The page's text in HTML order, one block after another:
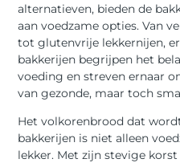
alternatieven, bieden de
aan voedzame opties. Van
tot glutenvrije lekkernijen,
bakkerijen begrijpen het
voeding en streven ernaar
van gezonde, maar toch
Het volkorenbrood dat
bakkerijen is niet alleen
lekker. Met zijn stevige